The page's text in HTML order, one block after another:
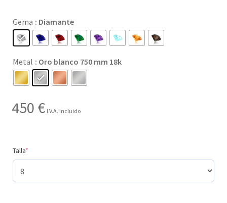
desde
59 €
hasta
450 €
Gema : Diamante
Metal : Oro blanco 750 mm 18k
450 € I.V.A. incluido
Talla*(required)